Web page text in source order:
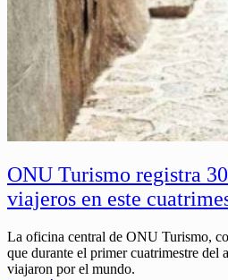
ONU Turismo registra
viajeros en este
La oficina central de ONU Turismo,
que durante el primer cuatrimestre del
viajaron por el mundo.